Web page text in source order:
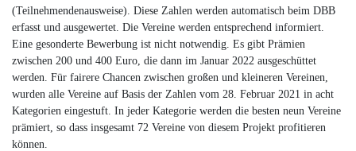
(Teilnehmendenausweise). Diese Zahlen werden automatisch beim DBB
erfasst und ausgewertet. Die Vereine werden entsprechend informiert.
Eine gesonderte Bewerbung ist nicht notwendig. Es gibt Prämien
zwischen 200 und 400 Euro, die dann im Januar 2022 ausgeschüttet
werden. Für fairere Chancen zwischen großen und kleineren Vereinen,
wurden alle Vereine auf Basis der Zahlen vom 28. Februar 2021 in acht
Kategorien eingestuft. In jeder Kategorie werden die besten neun Vereine
prämiert, so dass insgesamt 72 Vereine von diesem Projekt profitieren
können.